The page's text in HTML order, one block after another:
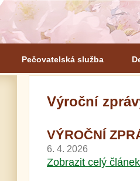
Pečovatelská služba
Výroční
VÝROČNÍ
6. 4. 2026
Zobrazit celý článek